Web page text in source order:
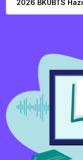
2026 BKUBTS